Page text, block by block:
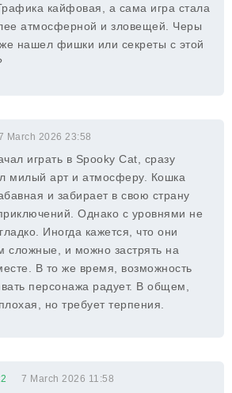
кайфовая, а сама игра стала
атмосферной и зловещей. Черы
нашел фишки или секреты с этой
March 2026 23:58
играть в Spooky Cat, сразу
милый арт и атмосферу. Кошка
и забирает в свою страну
Однако с уровнями не
Иногда кажется, что они
сложные, и можно застрять на
В то же время, возможность
персонажа радует. В общем,
но требует терпения.
7 March 2026 11:58